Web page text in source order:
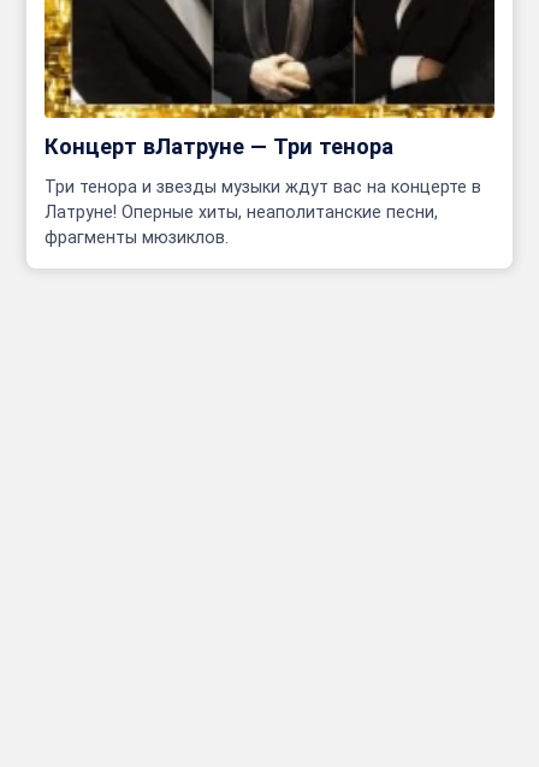
Концерт вЛатруне — Три тенора
Три тенора и звезды музыки ждут вас на концерте в
Латруне! Оперные хиты, неаполитанские песни,
фрагменты мюзиклов.